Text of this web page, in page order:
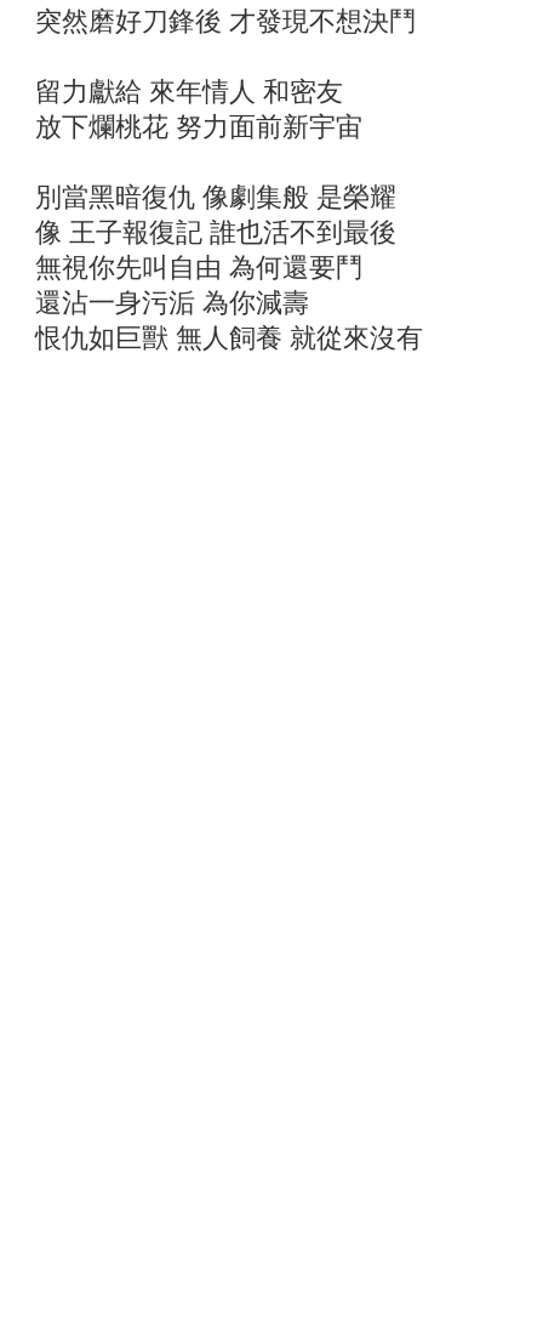
突然磨好刀鋒後 才發現不想決鬥
留力獻給 來年情人 和密友
放下爛桃花 努力面前新宇宙
別當黑暗復仇 像劇集般 是榮耀
像 王子報復記 誰也活不到最後
無視你先叫自由 為何還要鬥
還沾一身污洉 為你減壽
恨仇如巨獸 無人飼養 就從來沒有